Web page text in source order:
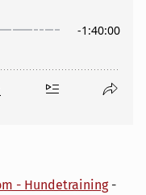
- Hundetraining-